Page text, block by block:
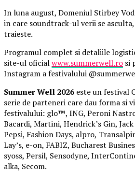
In luna august, Domeniul Stirbey
in care soundtrack-ul verii se asculta,
traieste.
Programul complet si detaliile
site-ul oficialwww.summerwell.ro si
Instagram a festivalului
Summer Well 2026 este un festival
serie de parteneri care dau forma si
festivalului: glo™, ING, Peroni
Bacardi, Martini, Hendrick’s Gin,
Pepsi, Fashion Days, alpro,
Lay’s, e-on, FABIZ, Bucharest
syoss, Persil, Sensodyne,
alka, Secom.